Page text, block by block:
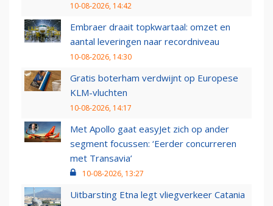
10-08-2026, 14:42
Embraer draait topkwartaal: omzet en
aantal leveringen naar recordniveau
10-08-2026, 14:30
Gratis boterham verdwijnt op Europese
KLM-vluchten
10-08-2026, 14:17
Met Apollo gaat easyJet zich op ander
segment focussen: ‘Eerder concurreren
met Transavia’
10-08-2026, 13:27
Uitbarsting Etna legt vliegverkeer Catania